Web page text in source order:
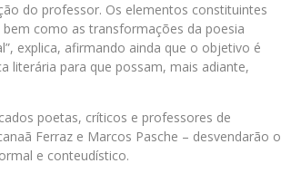
do professor. Os elementos constituintes
como as transformações da poesia
explica, afirmando ainda que o objetivo é
literária para que possam, mais adiante,
poetas, críticos e professores de
Ferraz e Marcos Pasche – desvendarão o
e conteudístico.